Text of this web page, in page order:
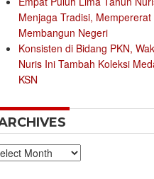
Menjaga Tradisi,
Membangun Negeri
Konsisten di Bidang PKN,
Nuris Ini Tambah Koleksi
KSN